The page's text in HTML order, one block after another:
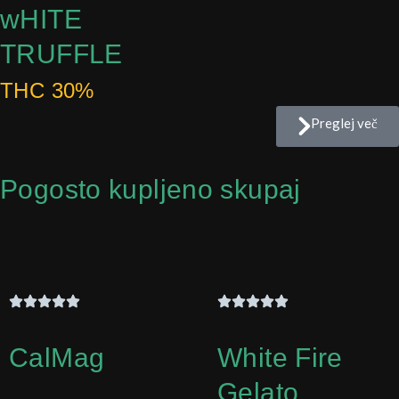
wHITE
TRUFFLE
THC 30%
Preglej več
Pogosto kupljeno skupaj
CalMag
White Fire
Gelato